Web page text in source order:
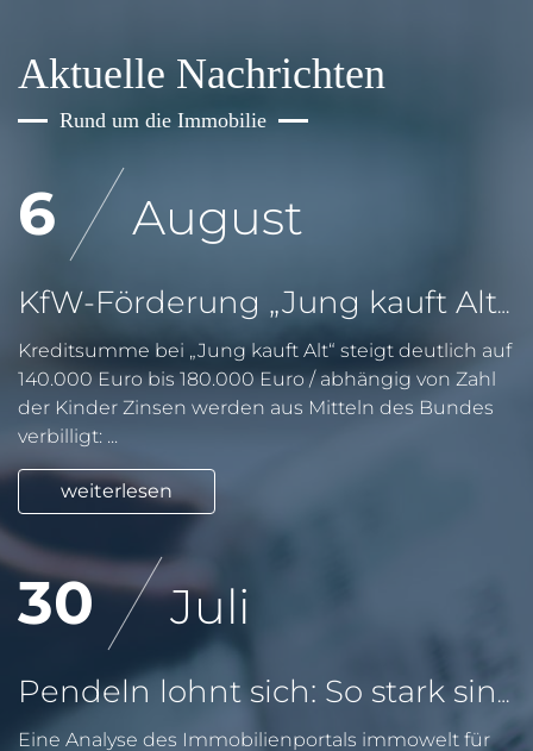
Aktuelle Nachrichten
Rund um die Immobilie
6 August
KfW-Förderung „Jung kauft Alt“: Höhere Kredite ab August 2026
Kreditsumme bei „Jung kauft Alt“ steigt deutlich auf
140.000 Euro bis 180.000 Euro / abhängig von Zahl
der Kinder Zinsen werden aus Mitteln des Bundes
verbilligt: ...
weiterlesen
30 Juli
Pendeln lohnt sich: So stark sinken Wohnungspreise im Umland
Eine Analyse des Immobilienportals immowelt für